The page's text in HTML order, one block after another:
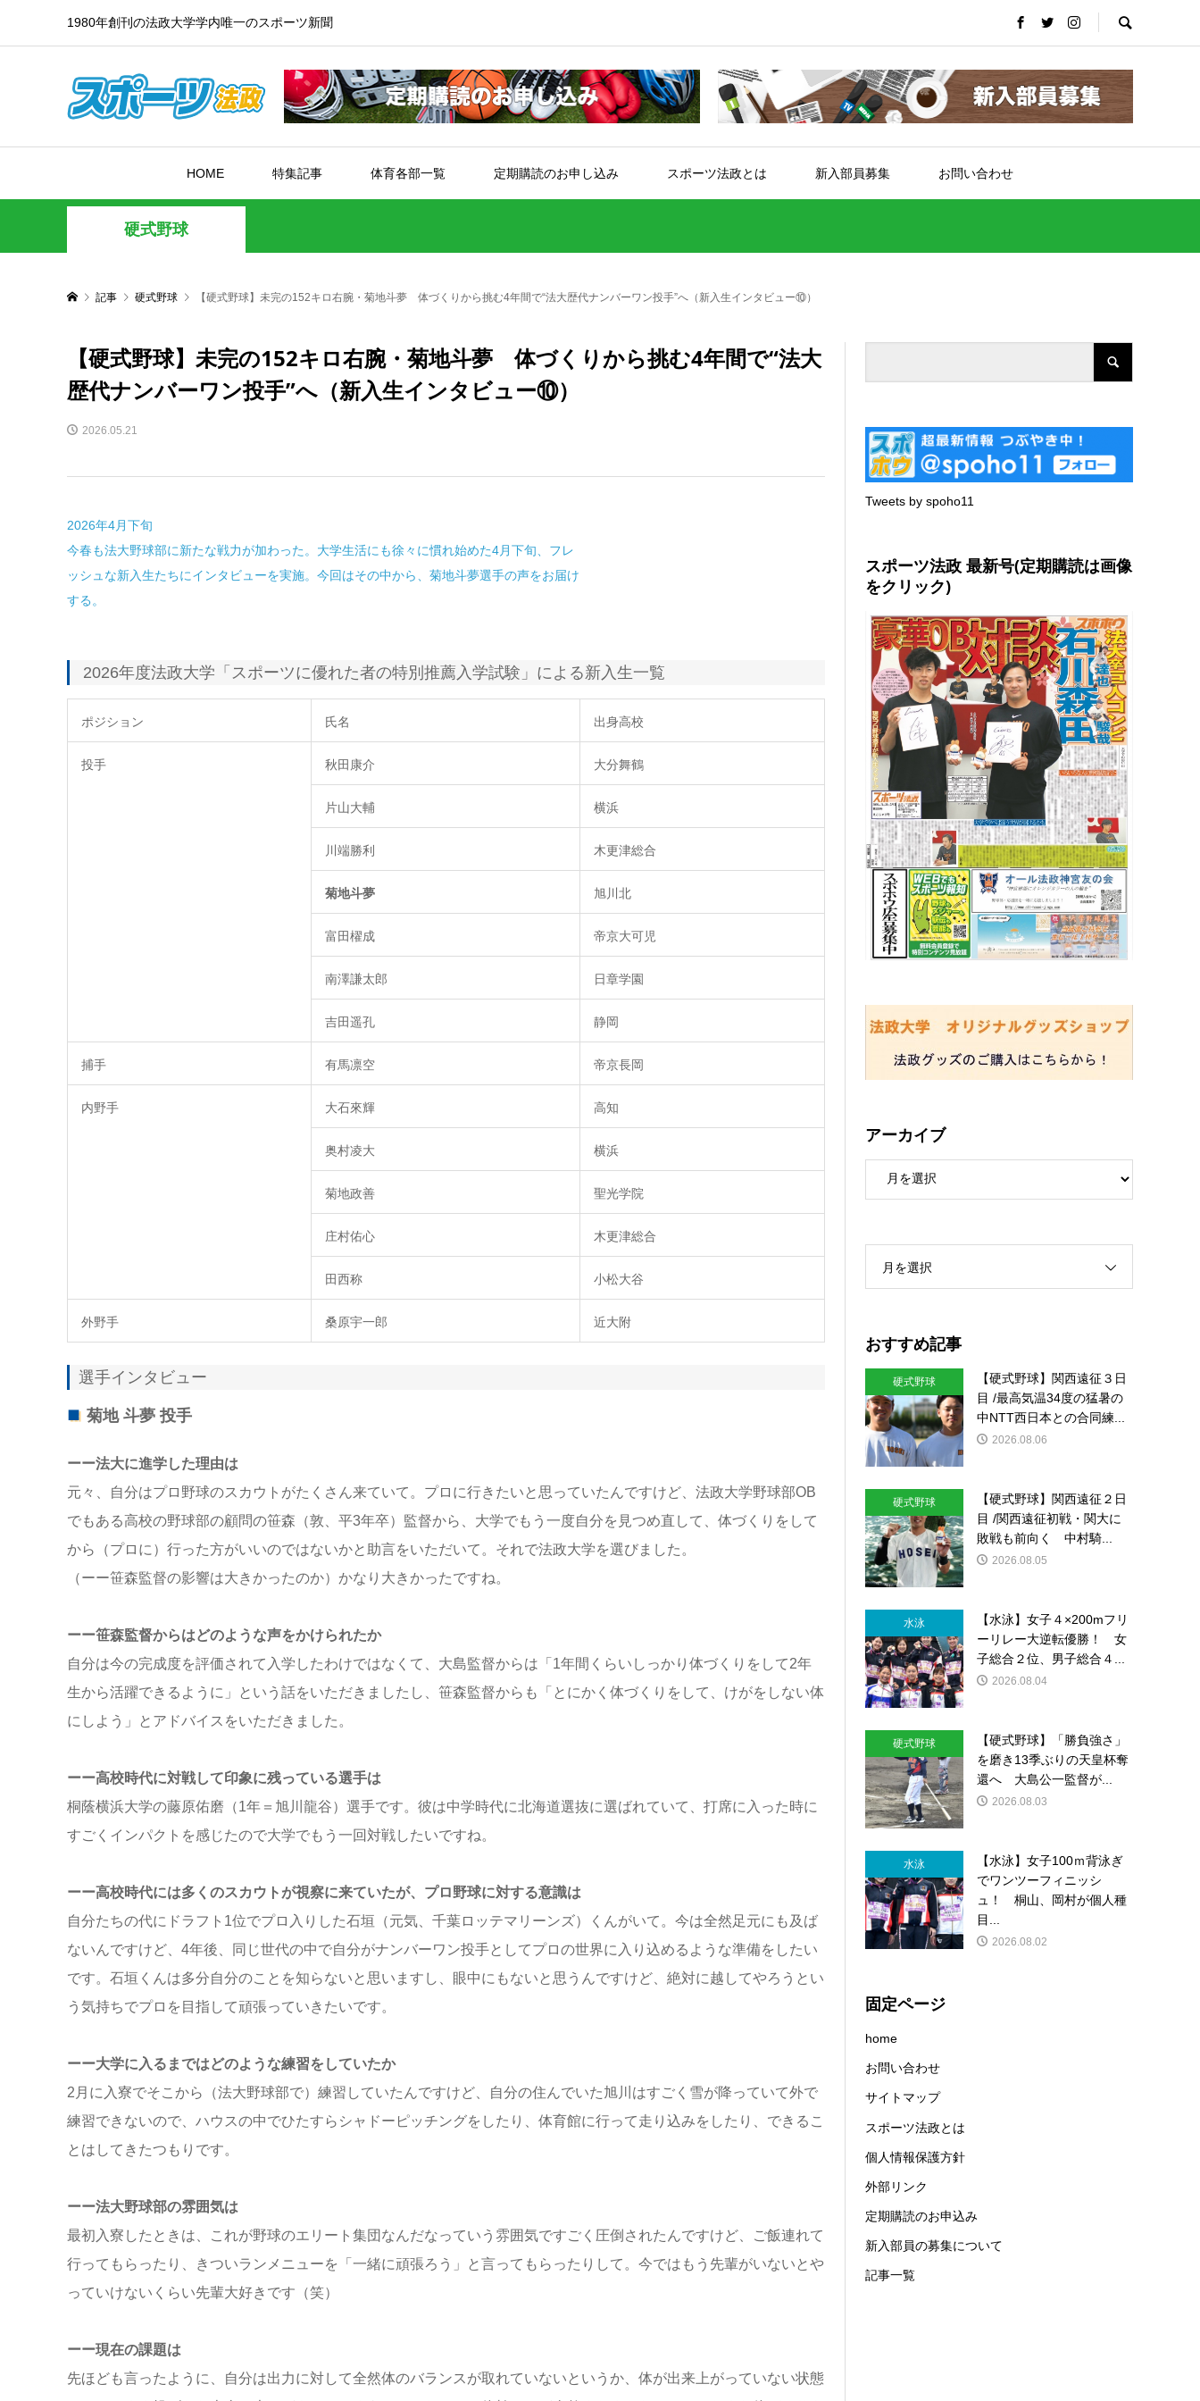
1980年創刊の法政大学学内唯一のスポーツ新聞
HOME 特集記事 体育各部一覧 定期購読のお申し込み スポーツ法政とは 新入部員募集 お問い合わせ
硬式野球
記事 硬式野球 【硬式野球】未完の152キロ右腕・菊地斗夢 体づくりから挑む4年間で“法大歴代ナンバーワン投手”へ（新入生インタビュー⑩）
【硬式野球】未完の152キロ右腕・菊地斗夢 体づくりから挑む4年間で“法大
歴代ナンバーワン投手”へ（新入生インタビュー⑩）
2026.05.21
2026年4月下旬
今春も法大野球部に新たな戦力が加わった。大学生活にも徐々に慣れ始めた4月下旬、フレ
ッシュな新入生たちにインタビューを実施。今回はその中から、菊地斗夢選手の声をお届け
する。
2026年度法政大学「スポーツに優れた者の特別推薦入学試験」による新入生一覧
ポジション 氏名 出身高校
投手 秋田康介 大分舞鶴
片山大輔 横浜
川端勝利 木更津総合
菊地斗夢 旭川北
富田櫂成 帝京大可児
南澤謙太郎 日章学園
吉田遥孔 静岡
捕手 有馬凛空 帝京長岡
内野手 大石來輝 高知
奥村凌大 横浜
菊地政善 聖光学院
庄村佑心 木更津総合
田西称 小松大谷
外野手 桑原宇一郎 近大附
選手インタビュー
菊地 斗夢 投手
ーー法大に進学した理由は
元々、自分はプロ野球のスカウトがたくさん来ていて。プロに行きたいと思っていたんですけど、法政大学野球部OB
でもある高校の野球部の顧問の笹森（敦、平3年卒）監督から、大学でもう一度自分を見つめ直して、体づくりをして
から（プロに）行った方がいいのではないかと助言をいただいて。それで法政大学を選びました。
（ーー笹森監督の影響は大きかったのか）かなり大きかったですね。
ーー笹森監督からはどのような声をかけられたか
自分は今の完成度を評価されて入学したわけではなくて、大島監督からは「1年間くらいしっかり体づくりをして2年
生から活躍できるように」という話をいただきましたし、笹森監督からも「とにかく体づくりをして、けがをしない体
にしよう」とアドバイスをいただきました。
ーー高校時代に対戦して印象に残っている選手は
桐蔭横浜大学の藤原佑磨（1年＝旭川龍谷）選手です。彼は中学時代に北海道選抜に選ばれていて、打席に入った時に
すごくインパクトを感じたので大学でもう一回対戦したいですね。
ーー高校時代には多くのスカウトが視察に来ていたが、プロ野球に対する意識は
自分たちの代にドラフト1位でプロ入りした石垣（元気、千葉ロッテマリーンズ）くんがいて。今は全然足元にも及ば
ないんですけど、4年後、同じ世代の中で自分がナンバーワン投手としてプロの世界に入り込めるような準備をしたい
です。石垣くんは多分自分のことを知らないと思いますし、眼中にもないと思うんですけど、絶対に越してやろうとい
う気持ちでプロを目指して頑張っていきたいです。
ーー大学に入るまではどのような練習をしていたか
2月に入寮でそこから（法大野球部で）練習していたんですけど、自分の住んでいた旭川はすごく雪が降っていて外で
練習できないので、ハウスの中でひたすらシャドーピッチングをしたり、体育館に行って走り込みをしたり、できるこ
とはしてきたつもりです。
ーー法大野球部の雰囲気は
最初入寮したときは、これが野球のエリート集団なんだなっていう雰囲気ですごく圧倒されたんですけど、ご飯連れて
行ってもらったり、きついランメニューを「一緒に頑張ろう」と言ってもらったりして。今ではもう先輩がいないとや
っていけないくらい先輩大好きです（笑）
ーー現在の課題は
先ほども言ったように、自分は出力に対して全然体のバランスが取れていないというか、体が出来上がっていない状態
Tweets by spoho11
スポーツ法政 最新号(定期購読は画像
をクリック)
アーカイブ
月を選択
おすすめ記事
硬式野球
【硬式野球】関西遠征３日
目 /最高気温34度の猛暑の
中NTT西日本との合同練...
2026.08.06
硬式野球
【硬式野球】関西遠征２日
目 /関西遠征初戦・関大に
敗戦も前向く 中村騎...
2026.08.05
水泳
【水泳】女子４×200mフリ
ーリレー大逆転優勝！ 女
子総合２位、男子総合４...
2026.08.04
硬式野球
【硬式野球】「勝負強さ」
を磨き13季ぶりの天皇杯奪
還へ 大島公一監督が...
2026.08.03
水泳
【水泳】女子100ｍ背泳ぎ
でワンツーフィニッシ
ュ！ 桐山、岡村が個人種
目...
2026.08.02
固定ページ
home
お問い合わせ
サイトマップ
スポーツ法政とは
個人情報保護方針
外部リンク
定期購読のお申込み
新入部員の募集について
記事一覧